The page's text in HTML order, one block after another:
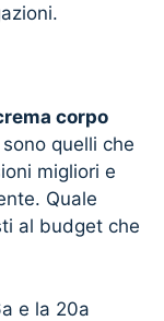
corpo
sono quelli che
migliori e
Quale
al budget che
e la 20a